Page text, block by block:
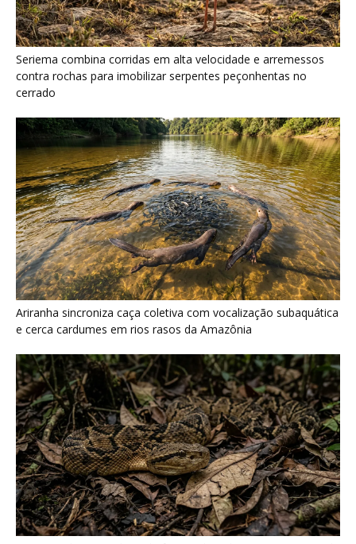
Ariranha sincroniza caça coletiva com vocalização subaquática
e cerca cardumes em rios rasos da Amazônia
Surucucu detecta calor pela fosseta loreal e prepara ataque de
emboscada no escuro da floresta
Últimas noticias
Galo-da-serra reúne machos em arena
coletiva e usa crista sobre o...
8 de agosto de 2026
“A chuva carrega um inventário da copa”: o
método que encontrou...